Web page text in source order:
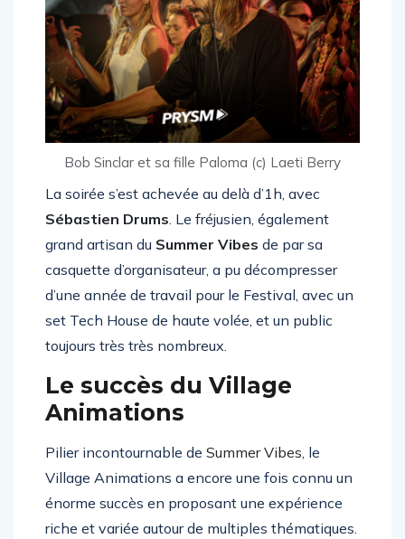
Bob Sinclar et sa fille Paloma (c) Laeti Berry
La soirée s’est achevée au delà d’1h, avec
Sébastien Drums. Le fréjusien, également
grand artisan du Summer Vibes de par sa
casquette d’organisateur, a pu décompresser
d’une année de travail pour le Festival, avec un
set Tech House de haute volée, et un public
toujours très très nombreux.
Le succès du Village
Animations
Pilier incontournable de Summer Vibes, le
Village Animations a encore une fois connu un
énorme succès en proposant une expérience
riche et variée autour de multiples thématiques.